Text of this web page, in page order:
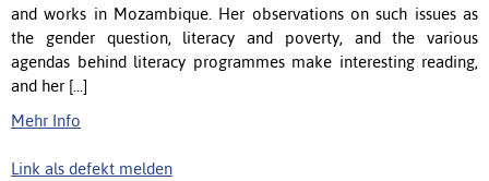
and works in Mozambique. Her observations on such issues as
the gender question, literacy and poverty, and the various
agendas behind literacy programmes make interesting reading,
and her [...]
Mehr Info
Link als defekt melden